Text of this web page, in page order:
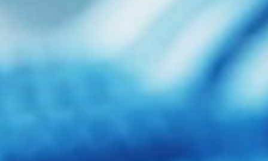
Wir machen die strukturierte
Netzwerkverkabelung
Strukturierte Netzwerkplanung und Ausführung,
kombiniert mit der Erfahrung der MARSTEAM